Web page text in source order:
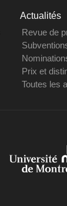
Actualités
Revue de
Prix et
Toutes les